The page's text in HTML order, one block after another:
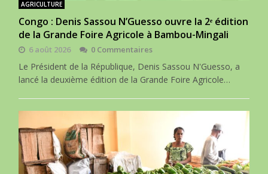
AGRICULTURE
Congo : Denis Sassou N’Guesso ouvre la 2ᵉ édition
de la Grande Foire Agricole à Bambou-Mingali
6 août 2026 0 Commentaires
Le Président de la République, Denis Sassou N'Guesso, a
lancé la deuxième édition de la Grande Foire Agricole…